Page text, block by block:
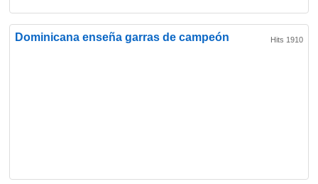
Dominicana enseña garras de campeón Hits 1910